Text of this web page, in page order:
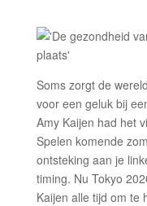
Soms zorgt de
voor een geluk bij
Amy Kaijen had het
Spelen komende
ontsteking aan je
timing. Nu Tokyo
Kaijen alle tijd om te